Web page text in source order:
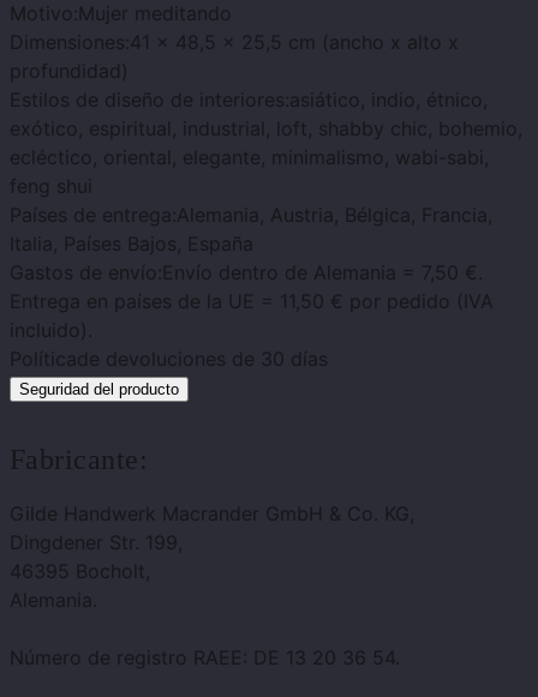
Motivo:Mujer meditando
Dimensiones:41 x 48,5 x 25,5 cm (ancho x alto x
profundidad)
Estilos de diseño de interiores:asiático, indio, étnico,
exótico, espiritual, industrial, loft, shabby chic, bohemio,
ecléctico, oriental, elegante, minimalismo, wabi-sabi,
feng shui
Países de entrega:Alemania, Austria, Bélgica, Francia,
Italia, Países Bajos, España
Gastos de envío:Envío dentro de Alemania = 7,50 €.
Entrega en países de la UE = 11,50 € por pedido (IVA
incluido).
Políticade devoluciones de 30 días
Seguridad del producto
Fabricante:
Gilde Handwerk Macrander GmbH & Co. KG,
Dingdener Str. 199,
46395 Bocholt,
Alemania.
Número de registro RAEE: DE 13 20 36 54.